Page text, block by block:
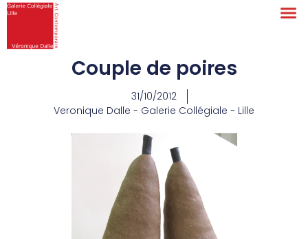
Couple de poires
31/10/2012
Veronique Dalle - Galerie Collégiale - Lille